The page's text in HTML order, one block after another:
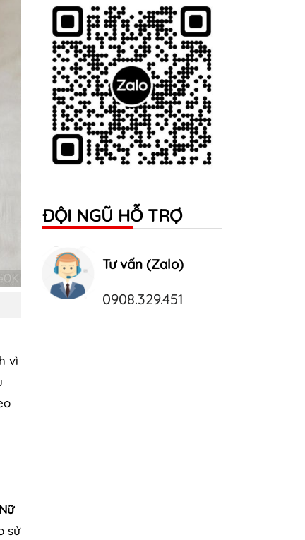
vì
sử
ĐỘI NGŨ HỖ TRỢ
Tư vấn (Zalo)
0908.329.451